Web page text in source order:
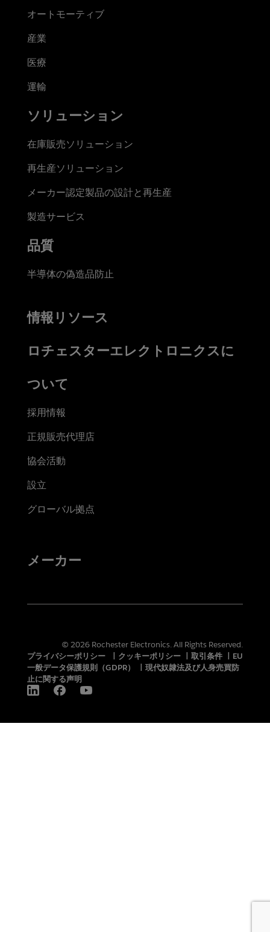
オートモーティブ
産業
医療
運輸
ソリューション
在庫販売ソリューション
再生産ソリューション
メーカー認定製品の設計と再生産
製造サービス
品質
半導体の偽造品防止
情報リソース
ロチェスターエレクトロニクスに
ついて
採用情報
正規販売代理店
協会活動
設立
グローバル拠点
メーカー
© 2026 Rochester Electronics. All Rights Reserved.
プライバシーポリシー
クッキーポリシー 取引条件
EU
一般データ保護規則（GDPR）
現代奴隷法及び人身売買防
止に関する声明